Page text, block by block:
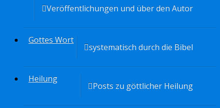
Veröffentlichungen und über den Autor
Gottes Wort
systematisch durch die Bibel
Heilung
Posts zu göttlicher Heilung